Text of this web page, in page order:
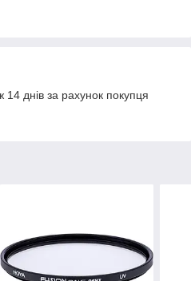
днів за рахунок покупця